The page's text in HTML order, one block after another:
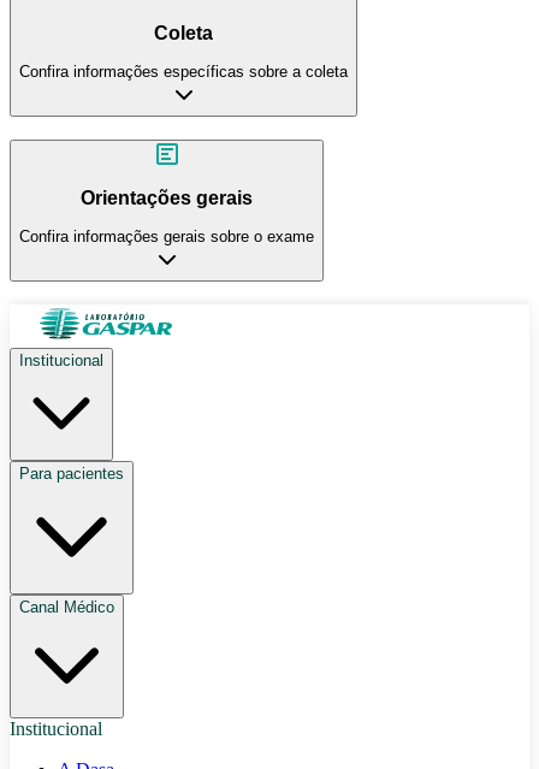
Coleta
Confira informações específicas sobre a coleta
Orientações gerais
Confira informações gerais sobre o exame
Institucional
Para pacientes
Canal Médico
Institucional